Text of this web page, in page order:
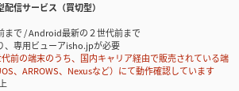
信サービス（買切型）
まで / Android最新の２世代前まで
専用ビューアisho.jpが必要
の端末のうち、国内キャリア経由で販売されている端
、ARROWS、Nexusなど）にて動作確認しています